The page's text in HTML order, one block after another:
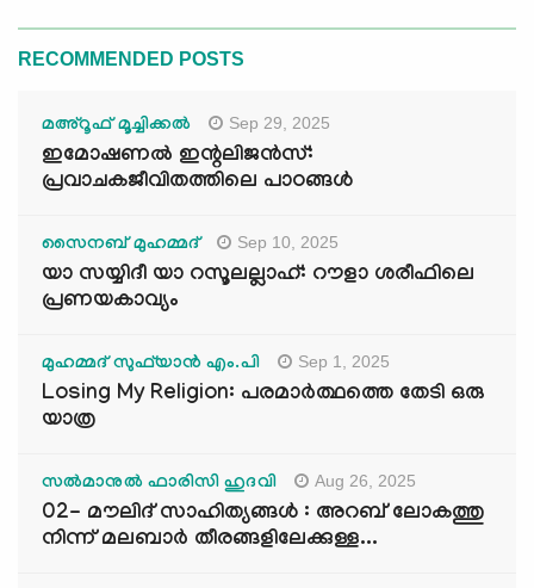
RECOMMENDED POSTS
മഅ്റൂഫ് മൂച്ചിക്കല്‍ Sep 29, 2025
ഇമോഷണൽ ഇന്റലിജൻസ്:
പ്രവാചകജീവിതത്തിലെ പാഠങ്ങൾ
സൈനബ് മുഹമ്മദ് Sep 10, 2025
യാ സയ്യിദീ യാ റസൂലല്ലാഹ്: റൗളാ ശരീഫിലെ
പ്രണയകാവ്യം
മുഹമ്മദ് സുഫ്‌യാൻ എം.പി Sep 1, 2025
Losing My Religion: പരമാർത്ഥത്തെ തേടി ഒരു
യാത്ര
സൽമാനുൽ ഫാരിസി ഹുദവി Aug 26, 2025
02- മൗലിദ് സാഹിത്യങ്ങൾ : അറബ് ലോകത്തു
നിന്ന് മലബാർ തീരങ്ങളിലേക്കുള്ള...